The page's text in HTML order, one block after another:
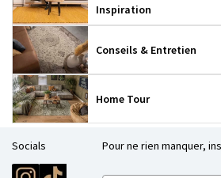
Inspiration
Conseils & Entretien
Home Tour
Socials Pour ne rien manquer,